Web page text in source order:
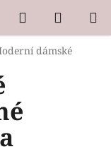
Hledat
KOŠÍK
dámské